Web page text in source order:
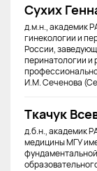
Сухих
д.м.н., академик
гинекологии и
России,
перинатологии и
И.М. Сеченова
Ткачук
д.б.н., академик
медицины МГУ